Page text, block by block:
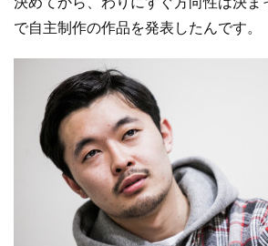
で自主制作の作品を発表したんです。